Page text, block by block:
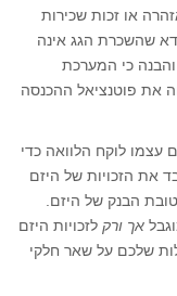
או זכות שכירות
שהשכרת הגג אינה
כי המערכת
את פוטנציאל ההכנסה
עצמו לוקח הלוואה כדי
את הזכויות של היזם
הבנק של היזם.
אך ורק לזכויות היזם
שלכם על שאר חלקי